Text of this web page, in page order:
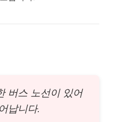
버스 노선이 있어
납니다.